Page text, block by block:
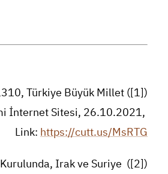
1310, Türkiye Büyük Millet
İnternet Sitesi, 26.10.2021,
Link: https://cutt.us/MsRTG
Kurulunda, Irak ve Suriye